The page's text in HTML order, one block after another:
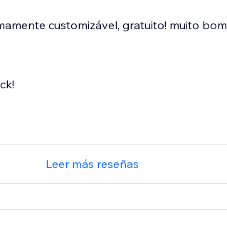
customizável, gratuito! muito
Leer más reseñas